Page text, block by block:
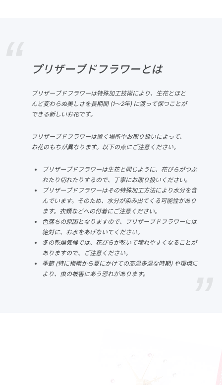
プリザーブドフラワーとは
プリザーブドフラワーは特殊加工技術により、生花とほと
んど変わらぬ美しさを長期間 (1～2年) に渡って保つことが
できる新しいお花です。
プリザーブドフラワーは置く場所やお取り扱いによって、
お花のもちが異なります。以下の点にご注意ください。
プリザーブドフラワーは生花と同じように、花びらがつぶ
れたり切れたりするので、丁寧にお取り扱いください。
プリザーブドフラワーはその特殊加工方法により水分を含
んでいます。そのため、水分が染み出てくる可能性があり
ます。衣類などへの付着にご注意ください。
色落ちの原因となりますので、プリザーブドフラワーには
絶対に、お水をあげないてください。
冬の乾燥気候では、花びらが乾いて壊れやすくなることが
ありますので、ご注意ください。
季節 (特に梅雨から夏にかけての高温多湿な時期) や環境に
より、虫の被害にあう恐れがあります。